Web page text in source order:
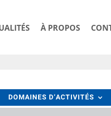
À PROPOS
DOMAINES D’ACTIVITÉS